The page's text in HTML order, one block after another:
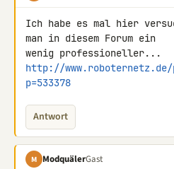
Ich habe es mal hier
man in diesem Forum ein
http://www.roboternetz.de/
p=533378
Antwort
M ModquälerGast